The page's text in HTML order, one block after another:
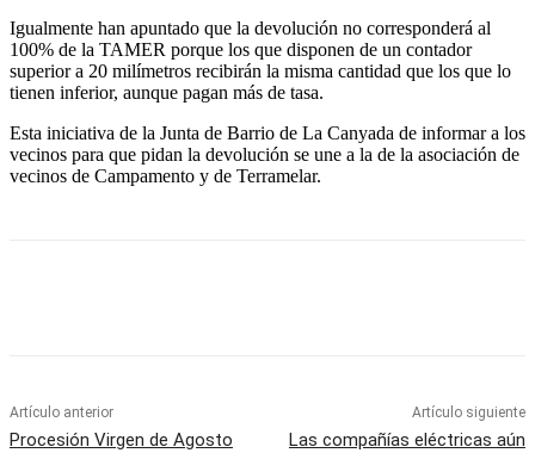
Igualmente han apuntado que la devolución no corresponderá al
100% de la TAMER porque los que disponen de un contador
superior a 20 milímetros recibirán la misma cantidad que los que lo
tienen inferior, aunque pagan más de tasa.
Esta iniciativa de la Junta de Barrio de La Canyada de informar a los
vecinos para que pidan la devolución se une a la de la asociación de
vecinos de Campamento y de Terramelar.
Artículo anterior
Procesión Virgen de Agosto
Artículo siguiente
Las compañías eléctricas aún